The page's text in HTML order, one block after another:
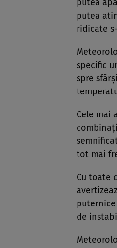
putea
putea
ridicate
specific
spre
Cele mai
tot mai
Cu toate
de